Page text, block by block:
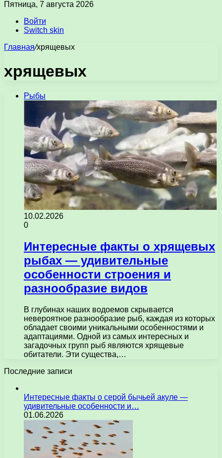
Пятница, 7 августа 2026
Войти
Switch skin
Главная/хрящевых
хрящевых
Рыбы
10.02.2026
0
Интересные факты о хрящевых
рыбах — удивительные
особенности строения и
разнообразие видов
В глубинах наших водоемов скрывается
невероятное разнообразие рыб, каждая из которых
обладает своими уникальными особенностями и
адаптациями. Одной из самых интересных и
загадочных групп рыб являются хрящевые
обитатели. Эти существа,…
Последние записи
Интересные факты о серой бычьей акуле —
удивительные особенности и…
01.06.2026